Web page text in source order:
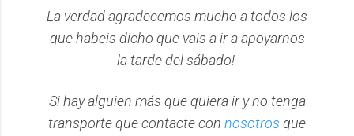
La verdad agradecemos mucho a todos los
que habeis dicho que vais a ir a apoyarnos
la tarde del sábado!
Si hay alguien más que quiera ir y no tenga
transporte que contacte con nosotros que